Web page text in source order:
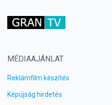
MÉDIAAJÁNLAT
Reklámfilm készítés
Képújság hirdetés